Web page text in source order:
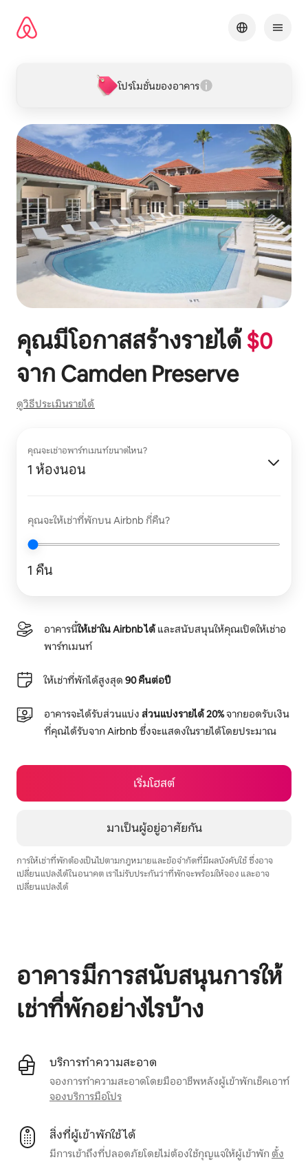
โปรโมชั่นของอาคาร
คุณมีโอกาสสร้างรายได้$0
จาก Camden Preserve
ดูวิธีประเมินรายได้
คุณจะเช่าอพาร์ทเมนท์ขนาดไหน?
1 ห้องนอน
คุณจะให้เช่าที่พักบน Airbnb กี่คืน?
1 คืน
อาคารนี้ให้เช่าใน Airbnb ได้ และสนับสนุนให้คุณเปิดให้เช่าอ
พาร์ทเมนท์
ให้เช่าที่พักได้สูงสุด 90 คืนต่อปี
อาคารจะได้รับส่วนแบ่ง ส่วนแบ่งรายได้ 20%จากยอดรับเงิน
ที่คุณได้รับจาก Airbnb ซึ่งจะแสดงในรายได้โดยประมาณ
เริ่มโฮสต์
มาเป็นผู้อยู่อาศัยกัน
การให้เช่าที่พักต้องเป็นไปตามกฎหมายและข้อจำกัดที่มีผลบังคับใช้ ซึ่งอาจ
เปลี่ยนแปลงได้ในอนาคต เราไม่รับประกันว่าที่พักจะพร้อมให้จอง และอาจ
เปลี่ยนแปลงได้
อาคารมีการสนับสนุนการให้
เช่าที่พักอย่างไรบ้าง
บริการทำความสะอาด
จองการทำความสะอาดโดยมืออาชีพหลังผู้เข้าพักเช็คเอาท์
จองบริการมือโปร
สิ่งที่ผู้เข้าพักใช้ได้
มีการเข้าถึงที่ปลอดภัยโดยไม่ต้องใช้กุญแจให้ผู้เข้าพัก ตั้ง